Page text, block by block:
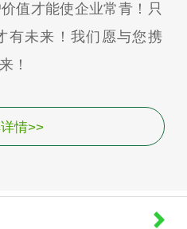
值才能使企业常青！只
有未来！我们愿与您携
！
情>>